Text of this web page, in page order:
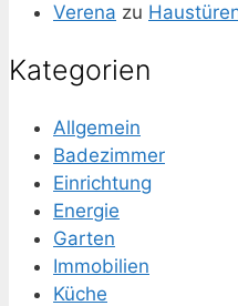
Verena zu
Kategorien
Allgemein
Badezimmer
Einrichtung
Energie
Garten
Immobilien
Küche